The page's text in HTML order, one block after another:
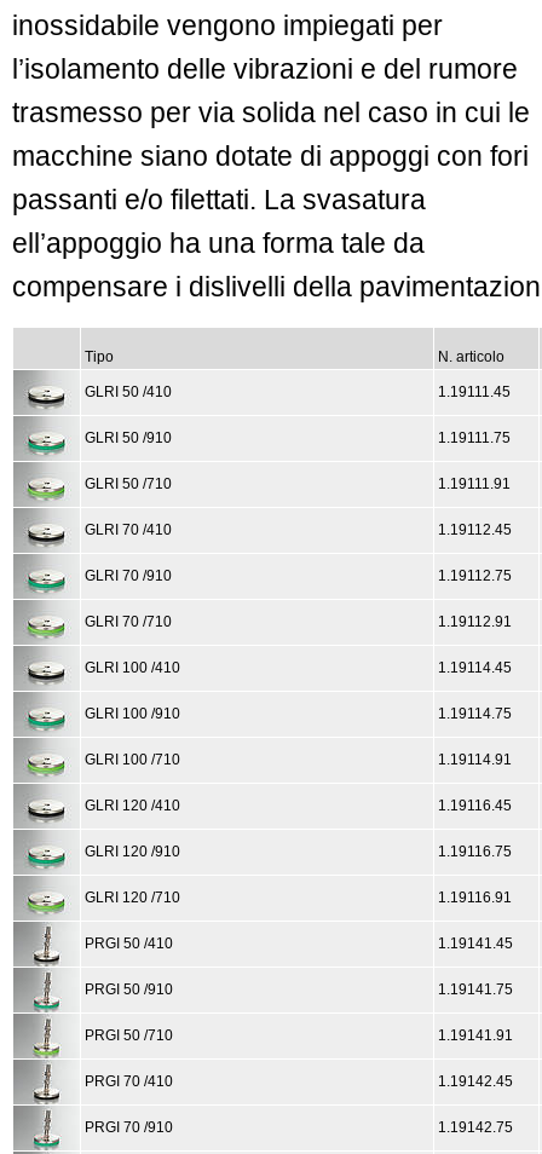
inossidabile vengono impiegati per
l’isolamento delle vibrazioni e del rumore
trasmesso per via solida nel caso in cui le
macchine siano dotate di appoggi con fori
passanti e/o filettati. La svasatura
ell’appoggio ha una forma tale da
compensare i dislivelli della
Tipo N. articolo
GLRI 50 /410 1.19111.45
GLRI 50 /910 1.19111.75
GLRI 50 /710 1.19111.91
GLRI 70 /410 1.19112.45
GLRI 70 /910 1.19112.75
GLRI 70 /710 1.19112.91
GLRI 100 /410 1.19114.45
GLRI 100 /910 1.19114.75
GLRI 100 /710 1.19114.91
GLRI 120 /410 1.19116.45
GLRI 120 /910 1.19116.75
GLRI 120 /710 1.19116.91
PRGI 50 /410 1.19141.45
PRGI 50 /910 1.19141.75
PRGI 50 /710 1.19141.91
PRGI 70 /410 1.19142.45
PRGI 70 /910 1.19142.75